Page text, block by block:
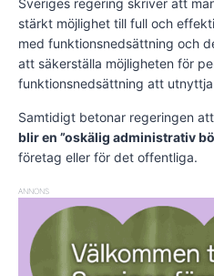
Sveriges regering skriver att
stärkt möjlighet till full och
med funktionsnedsättning och
att säkerställa möjligheten för
funktionsnedsättning att utnyttja
Samtidigt betonar regeringen
blir en ”oskälig administrativ
företag eller för det offentliga.
ANNONS